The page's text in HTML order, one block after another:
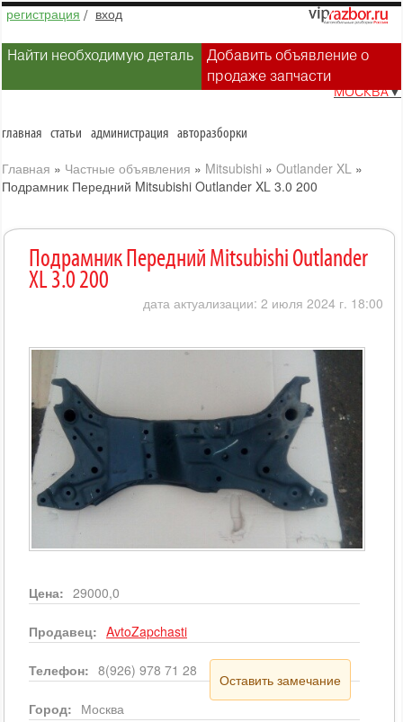
регистрация / вход
Найти необходимую деталь
Добавить объявление о
продаже запчасти
МОСКВА▼
главная статьи администрация авторазборки
Главная » Частные объявления » Mitsubishi » Outlander XL »
Подрамник Передний Mitsubishi Outlander XL 3.0 200
Подрамник Передний Mitsubishi Outlander
XL 3.0 200
дата актуализации: 2 июля 2024 г. 18:00
Цена: 29000,0
Продавец: AvtoZapchasti
Телефон: 8(926) 978 71 28
Оставить замечание
Город: Москва